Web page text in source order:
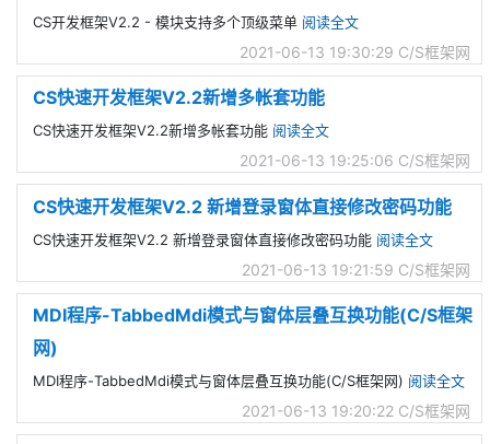
CS开发框架V2.2 - 模块支持多个顶级菜单 阅读全文
2021-06-13 19:30:29 C/S框架网
CS快速开发框架V2.2新增多帐套功能
CS快速开发框架V2.2新增多帐套功能 阅读全文
2021-06-13 19:25:06 C/S框架网
CS快速开发框架V2.2 新增登录窗体直接修改密码功能
CS快速开发框架V2.2 新增登录窗体直接修改密码功能 阅读全文
2021-06-13 19:21:59 C/S框架网
MDI程序-TabbedMdi模式与窗体层叠互换功能(C/S框架
网)
MDI程序-TabbedMdi模式与窗体层叠互换功能(C/S框架网) 阅读全文
2021-06-13 19:20:22 C/S框架网